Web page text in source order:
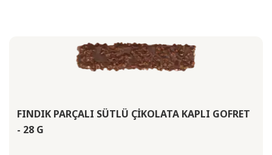
FINDIK PARÇALI SÜTLÜ ÇİKOLATA KAPLI GOFRET
- 28 G